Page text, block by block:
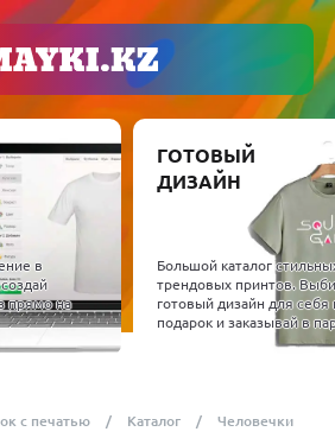
в
прямо на
ГОТОВЫЙ
ДИЗАЙН
Большой каталог
трендовых принтов.
готовый дизайн для себя
подарок и заказывай в
с печатью Каталог Человечки